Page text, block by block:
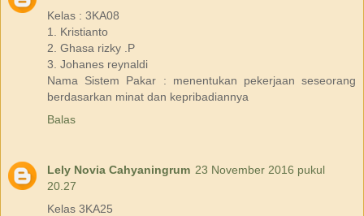
Kelas : 3KA08
1. Kristianto
2. Ghasa rizky .P
3. Johanes reynaldi
Nama Sistem Pakar : menentukan pekerjaan seseorang
berdasarkan minat dan kepribadiannya
Balas
Lely Novia Cahyaningrum 23 November 2016 pukul
20.27
Kelas 3KA25